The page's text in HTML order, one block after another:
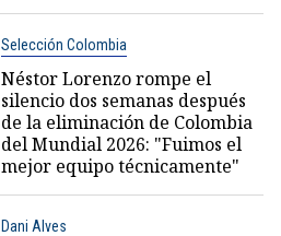
Selección Colombia
Néstor Lorenzo rompe el
silencio dos semanas después
de la eliminación de Colombia
del Mundial 2026: "Fuimos el
mejor equipo técnicamente"
Dani Alves